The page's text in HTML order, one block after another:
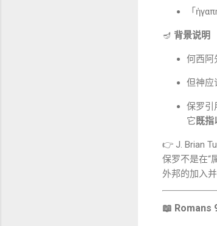
「
🪔 背景说明
何西阿
但神应
保罗引
它 既
👉 J. Brian
保罗不是在“
外邦的加入
📖 Romans